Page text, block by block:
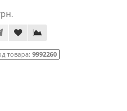
товара: 9992260